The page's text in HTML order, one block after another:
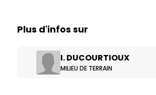
Plus d'infos sur
I. DUCOURTIOUX
MILIEU DE TERRAIN